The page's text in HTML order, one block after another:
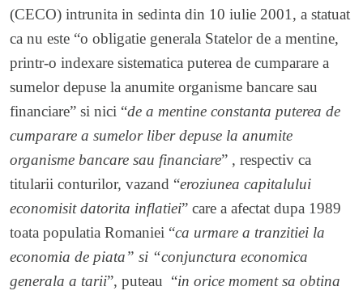
(CECO) intrunita in sedinta din 10 iulie 2001, a statuat
ca nu este “o obligatie generala Statelor de a mentine,
printr-o indexare sistematica puterea de cumparare a
sumelor depuse la anumite organisme bancare sau
financiare” si nici “de a mentine constanta puterea de
cumparare a sumelor liber depuse la anumite
organisme bancare sau financiare” , respectiv ca
titularii conturilor, vazand “eroziunea capitalului
economisit datorita inflatiei” care a afectat dupa 1989
toata populatia Romaniei “ca urmare a tranzitiei la
economia de piata” si “conjunctura economica
generala a tarii”, puteau “in orice moment sa obtina